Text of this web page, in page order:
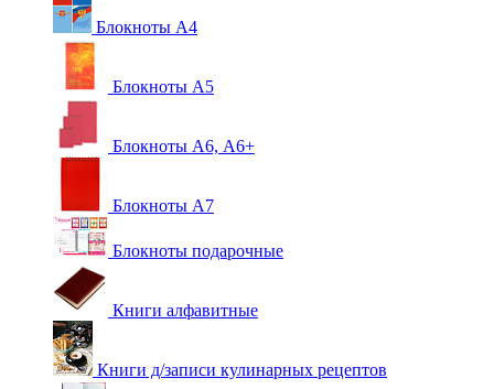
Блокноты А4
Блокноты А5
Блокноты А6, А6+
Блокноты А7
Блокноты подарочные
Книги алфавитные
Книги д/записи кулинарных рецептов